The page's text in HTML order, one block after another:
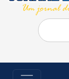
Pesquisar
por: